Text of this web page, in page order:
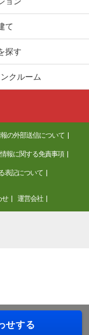
て
探す
クルーム
の外部送信について
報に関する免責事項
表記について
せ 運営会社
せする